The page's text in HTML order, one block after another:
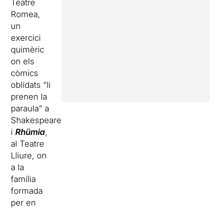
Teatre
Romea,
un
exercici
quimèric
on els
còmics
oblidats “li
prenen la
paraula” a
Shakespeare
iRhümia,
al Teatre
Lliure, on
a la
família
formada
per en